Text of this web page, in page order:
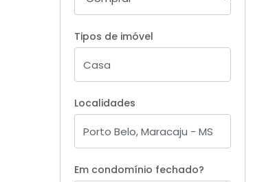
Tipos de imóvel
Localidades
Em condomínio fechado?